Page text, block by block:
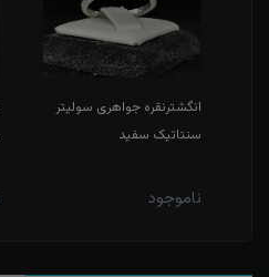
انگشترنقره جواهری سولیتر
سنتاتیک سفید
ناموجود